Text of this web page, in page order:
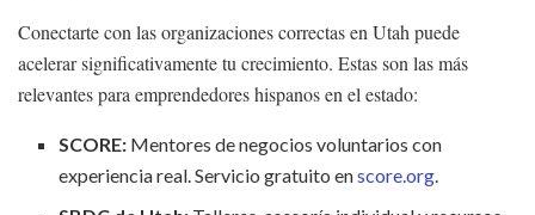
Conectarte con las organizaciones correctas en Utah puede
acelerar significativamente tu crecimiento. Estas son las más
relevantes para emprendedores hispanos en el estado:
SCORE: Mentores de negocios voluntarios con
experiencia real. Servicio gratuito enscore.org.